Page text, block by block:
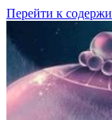
Перейти к